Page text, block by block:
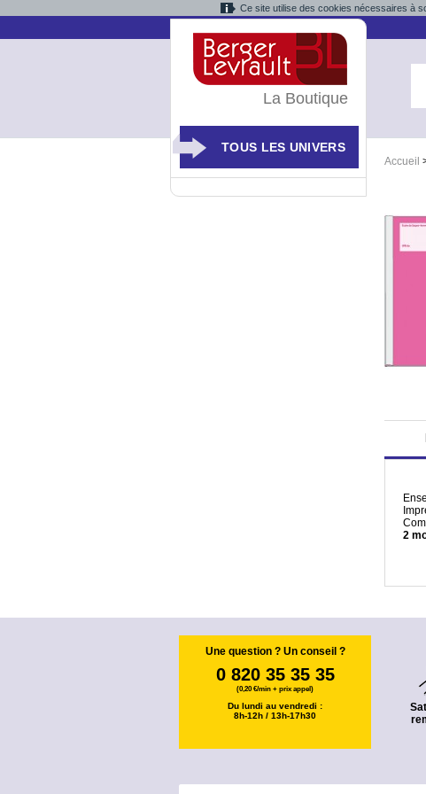
Ce site utilise des cookies nécessaires à
Accueil
2
La Boutique
TOUS LES UNIVERS
Une question ? Un conseil ?
0 820 35 35 35
(0,20 €/min + prix appel)
Du lundi au vendredi :
8h-12h / 13h-17h30